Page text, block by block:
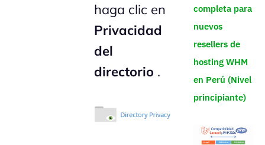
haga clic en
Privacidad
del
directorio .
completa para
nuevos
resellers de
hosting WHM
en Perú (Nivel
principiante)